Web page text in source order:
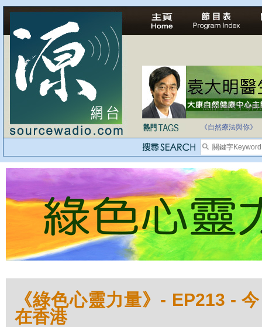
法治社會並不等同
《自然療法與你》
《綠色心靈力量》- EP213 -
在香港